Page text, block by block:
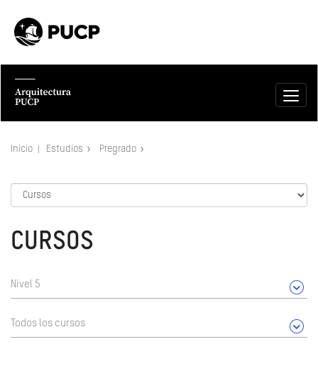
Inicio Estudios Pregrado
CURSOS
Nivel 5
Todos los cursos